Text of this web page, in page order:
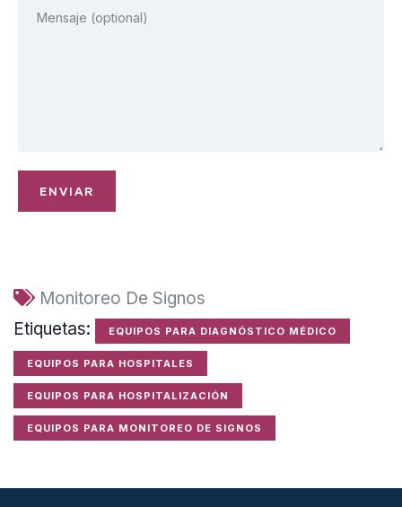
Monitoreo De Signos
Etiquetas:
EQUIPOS PARA DIAGNÓSTICO MÉDICO
EQUIPOS PARA HOSPITALES
EQUIPOS PARA HOSPITALIZACIÓN
EQUIPOS PARA MONITOREO DE SIGNOS